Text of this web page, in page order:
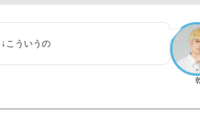
こういうの